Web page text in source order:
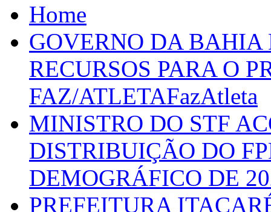
Home
GOVERNO DA
RECURSOS PARA O
FAZ/ATLETAFazAtleta
MINISTRO DO STF
DISTRIBUIÇÃO DO
DEMOGRÁFICO DE
PREFEITURA